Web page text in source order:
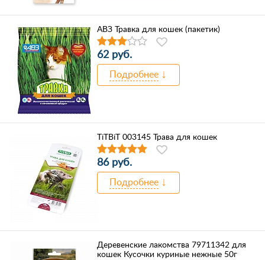
АВЗ Травка для кошек (пакетик)
62 руб.
Подробнее
TiTBiT 003145 Трава для кошек
86 руб.
Подробнее
Деревенские лакомства 79711342 для
кошек Кусочки куриные нежные 50г